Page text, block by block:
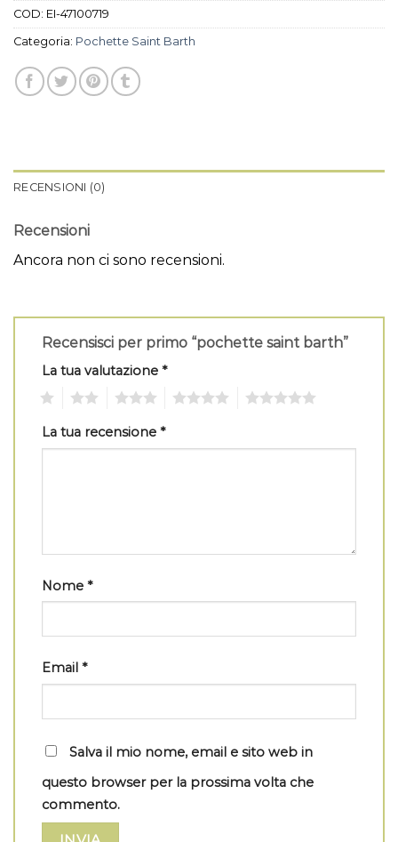
COD: EI-47100719
Categoria: Pochette Saint Barth
RECENSIONI (0)
Recensioni
Ancora non ci sono recensioni.
Recensisci per primo “pochette saint barth”
La tua valutazione *
La tua recensione *
Nome *
Email *
Salva il mio nome, email e sito web in
questo browser per la prossima volta che
commento.